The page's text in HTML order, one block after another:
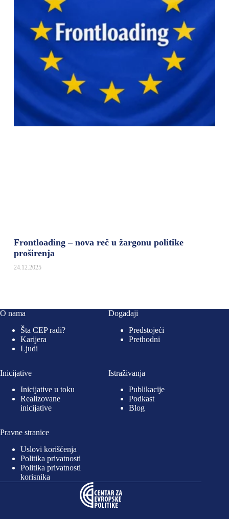
Frontloading – nova reč u žargonu politike
proširenja
24.12.2025
O nama
Šta CEP radi?
Karijera
Ljudi
Događaji
Predstojeći
Prethodni
Inicijative
Inicijative u toku
Realizovane
inicijative
Istraživanja
Publikacije
Podkast
Blog
Pravne stranice
Uslovi korišćenja
Politika privatnosti
Politika privatnosti
korisnika